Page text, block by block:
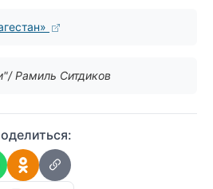
Рамиль Ситдиков